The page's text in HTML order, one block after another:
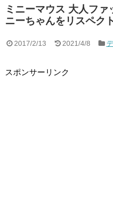
ミニーマウス 大人ファ
ニーちゃんをリスペク
2017/2/13 2021/4/8
スポンサーリンク